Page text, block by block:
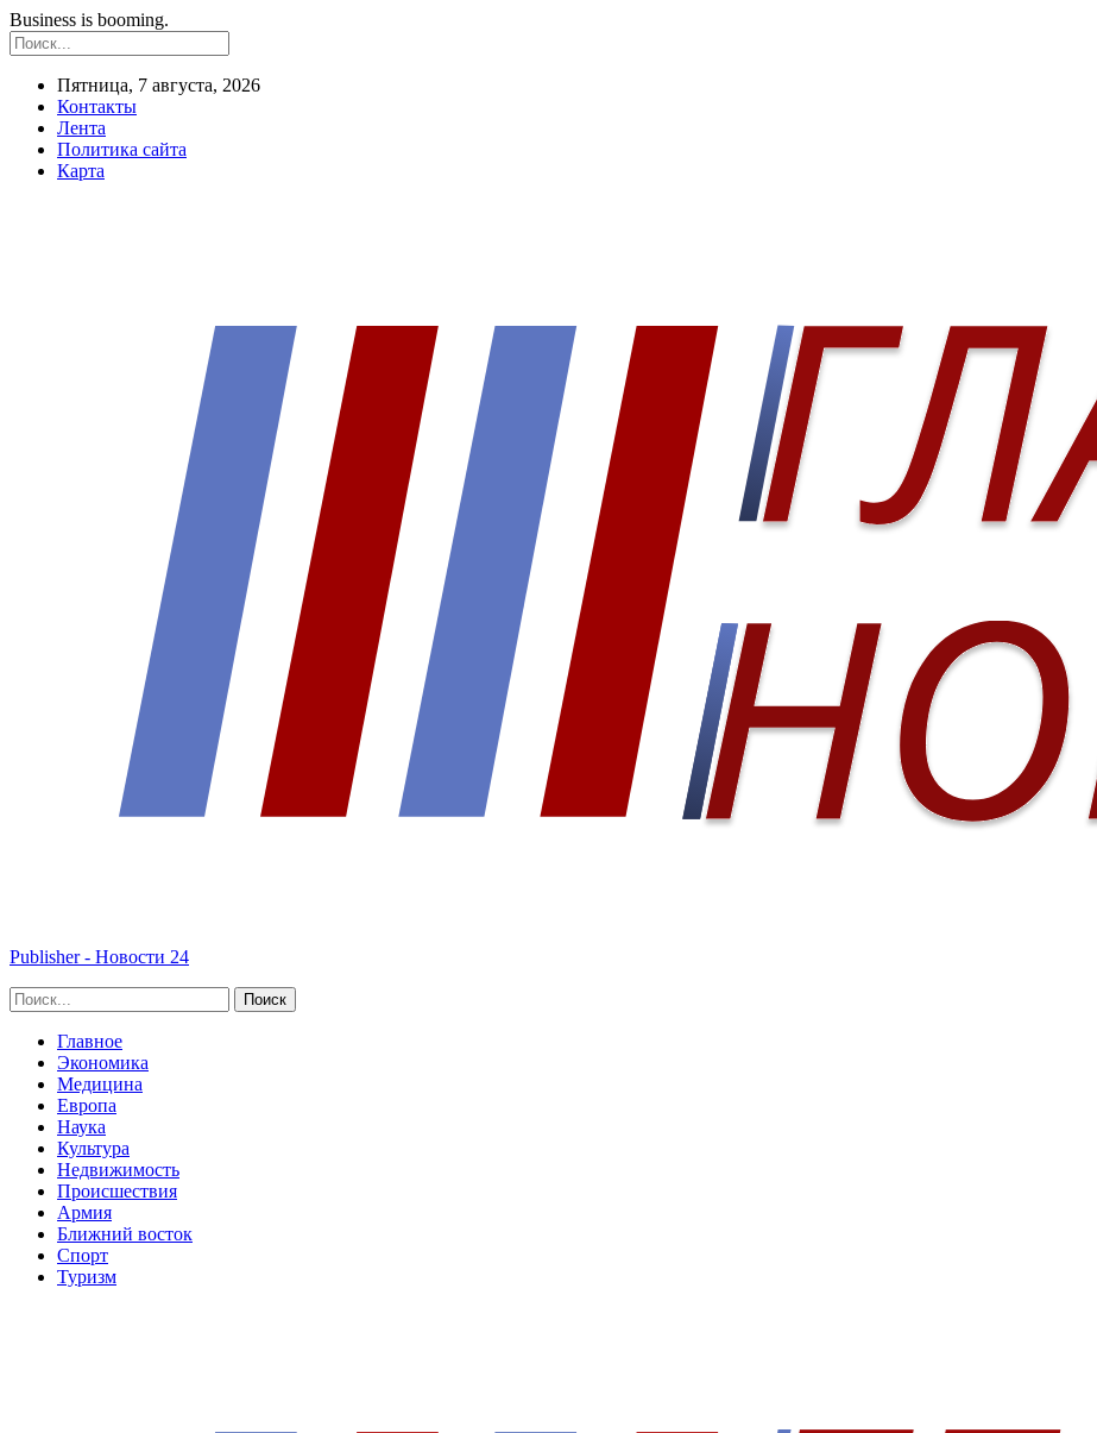
Business is booming.
Пятница, 7 августа, 2026
Контакты
Лента
Политика сайта
Карта
Publisher - Новости 24
Главное
Экономика
Медицина
Европа
Наука
Культура
Недвижимость
Происшествия
Армия
Ближний восток
Спорт
Туризм